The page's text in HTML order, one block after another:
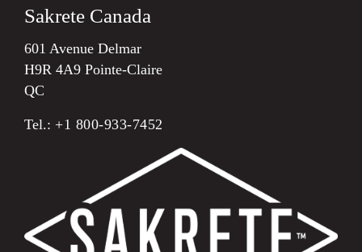
Sakrete Canada
601 Avenue Delmar
H9R 4A9 Pointe-Claire
QC
Tel.: +1 800-933-7452